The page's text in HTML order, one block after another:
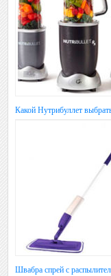
Какой Нутрибуллет
Швабра спрей с